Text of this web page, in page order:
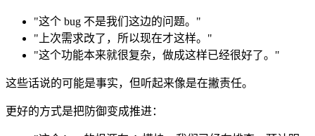
"这个 bug 不是我们这边的问题。"
"上次需求改了，所以现在才这样。"
"这个功能本来就很复杂，做成这样已经很好了。"
这些话说的可能是事实，但听起来像是在撇责任。
更好的方式是把防御变成推进：